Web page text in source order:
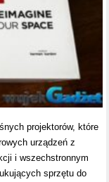
projektorów, które
urządzeń z
i wszechstronnym
sprzętu do